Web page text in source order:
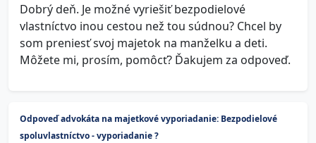
Dobrý deň. Je možné vyriešiť bezpodielové
vlastníctvo inou cestou než tou súdnou? Chcel by
som preniesť svoj majetok na manželku a deti.
Môžete mi, prosím, pomôcť? Ďakujem za odpoveď.
Odpoveď advokáta na majetkové vyporiadanie: Bezpodielové
spoluvlastníctvo - vyporiadanie ?